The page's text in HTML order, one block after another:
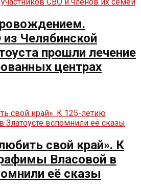
Челябинской
прошли лечение
центрах
свой край». К
Власовой в
её сказы